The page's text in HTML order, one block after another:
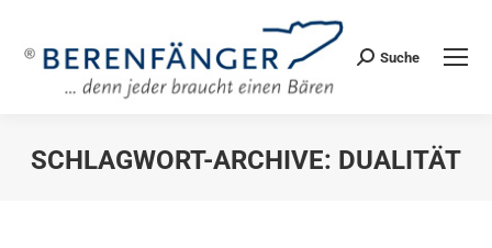
Search:
Suche
SCHLAGWORT-ARCHIVE: DUALITÄT